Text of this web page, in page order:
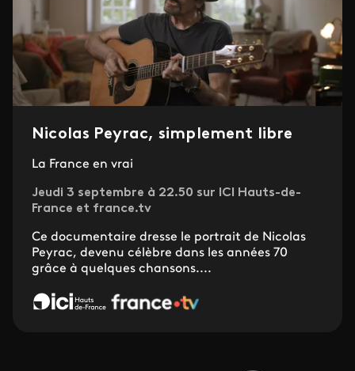
Nicolas Peyrac, simplement libre
La France en vrai
Jeudi 3 septembre à 22.50 sur ICI Hauts-de-
France et france.tv
Ce documentaire dresse le portrait de Nicolas
Peyrac, devenu célèbre dans les années 70
grâce à quelques chansons....